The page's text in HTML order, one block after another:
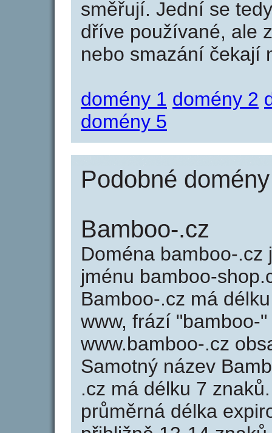
směřují. Jední se
dříve používané, ale
nebo smazání čekají
domény 1 domény 2
domény 5
Podobné
Bamboo-.cz
Doména bamboo-.cz
jménu bamboo-
Bamboo-.cz má
www, frází "bamboo-
www.bamboo-.cz
Samotný název
.cz má délku 7
průměrná délka